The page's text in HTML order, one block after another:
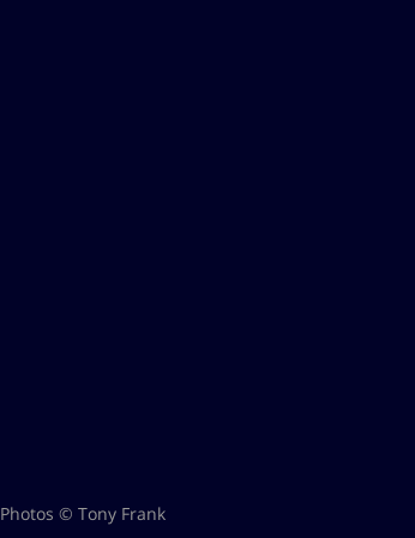
Photos © Tony Frank